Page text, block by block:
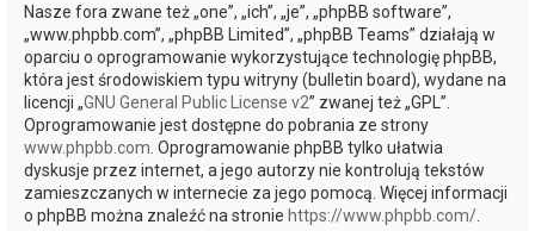
Nasze fora zwane też „one”, „ich”, „je”, „phpBB software”,
„www.phpbb.com”, „phpBB Limited”, „phpBB Teams” działają w
oparciu o oprogramowanie wykorzystujące technologię phpBB,
która jest środowiskiem typu witryny (bulletin board), wydane na
licencji „GNU General Public License v2” zwanej też „GPL”.
Oprogramowanie jest dostępne do pobrania ze strony
www.phpbb.com . Oprogramowanie phpBB tylko ułatwia
dyskusje przez internet, a jego autorzy nie kontrolują tekstów
zamieszczanych w internecie za jego pomocą. Więcej informacji
o phpBB można znaleźć na stronie https://www.phpbb.com/